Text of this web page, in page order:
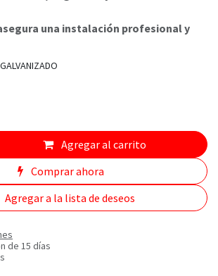
una instalación profesional y
Agregar al carrito
Comprar ahora
Agregar a la lista de deseos
de 15 días